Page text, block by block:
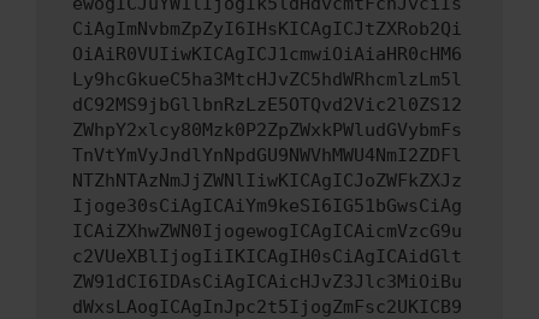
CiAgImNvbmZpZyI6IHsKICAgICJtZXRob2Qi
OiAiR0VUIiwKICAgICJ1cmwiOiAiaHR0cHM6
Ly9hcGkueC5ha3MtcHJvZC5hdWRhcmlzLm5l
dC92MS9jbGllbnRzLzE5OTQvd2Vic2l0ZS12
ZWhpY2xlcy80Mzk0P2ZpZWxkPWludGVybmFs
TnVtYmVyJndlYnNpdGU9NWVhMWU4NmI2ZDFl
NTZhNTAzNmJjZWNlIiwKICAgICJoZWFkZXJz
Ijoge30sCiAgICAiYm9keSI6IG51bGwsCiAg
ICAiZXhwZWN0IjogewogICAgICAicmVzcG9u
c2VUeXBlIjogIiIKICAgIH0sCiAgICAidGlt
ZW91dCI6IDAsCiAgICAicHJvZ3Jlc3MiOiBu
dWxsLAogICAgInJpc2t5IjogZmFsc2UKICB9